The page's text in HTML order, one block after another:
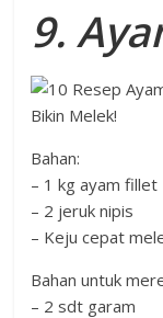
9.
Bahan:
– 1 kg ayam fillet
– 2 jeruk nipis
– Keju cepat
Bahan untuk
– 2 sdt garam